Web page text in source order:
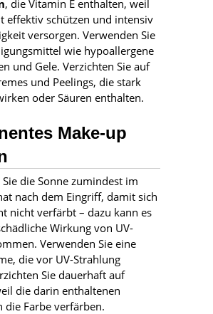
, die Vitamin E enthalten, weil
effektiv schützen und intensiv
versorgen. Verwenden Sie
wie hypoallergene
und Gele. Verzichten Sie auf
und Peelings, die stark
oder Säuren enthalten.
Make-up
die Sonne zumindest im
nach dem Eingriff, damit sich
nicht verfärbt – dazu kann es
Wirkung von UV-
Verwenden Sie eine
die vor UV-Strahlung
Sie dauerhaft auf
die darin enthaltenen
die Farbe verfärben.